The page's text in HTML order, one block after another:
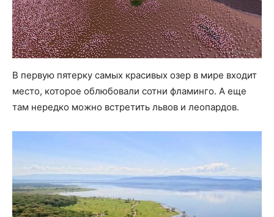
В первую пятерку самых красивых озер в мире входит
место, которое облюбовали сотни фламинго. А еще
там нередко можно встретить львов и леопардов.